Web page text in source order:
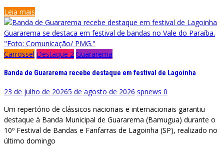
Leia mais
Guararema se destaca em festival de bandas no Vale do Paraíba.
"Foto: Comunicação/ PMG."
Carrossel Destaque 2 Guararema
Banda de Guararema recebe destaque em festival de Lagoinha
23 de julho de 20265 de agosto de 2026 spnews 0
Um repertório de clássicos nacionais e internacionais garantiu
destaque à Banda Municipal de Guararema (Bamugua) durante o
10º Festival de Bandas e Fanfarras de Lagoinha (SP), realizado no
último domingo